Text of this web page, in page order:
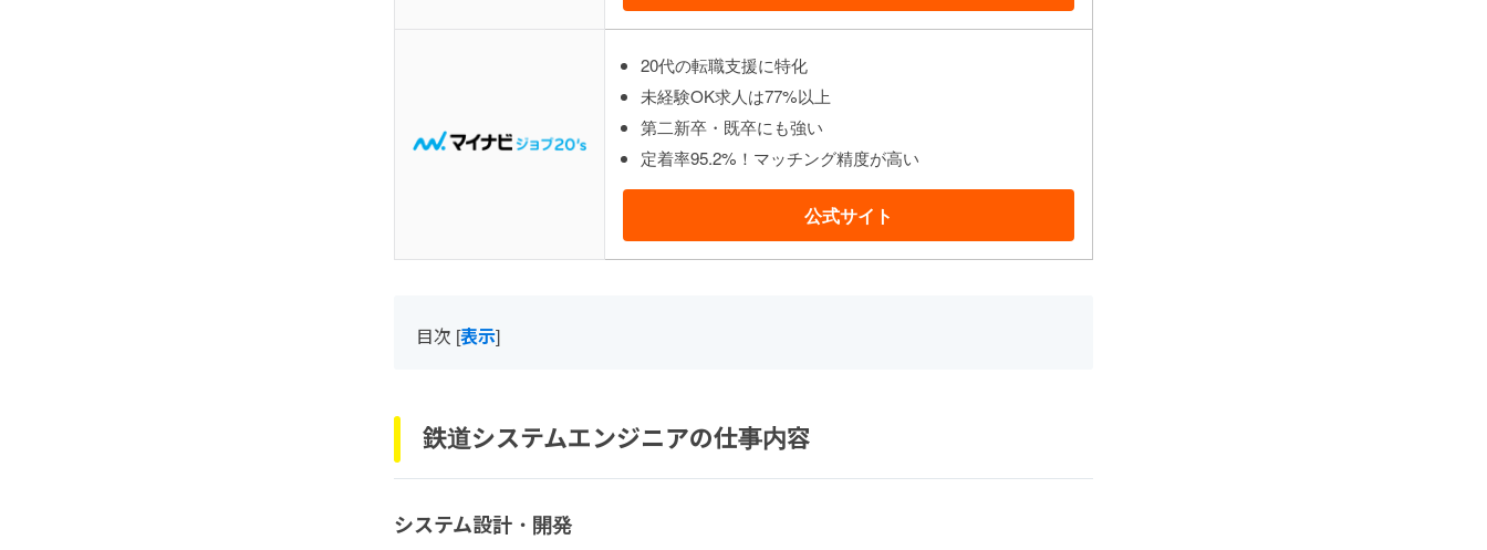
20代の転職支援に特化
未経験OK求人は77%以上
第二新卒・既卒にも強い
定着率95.2%！マッチング精度が高い
公式サイト
目次 [表示]
鉄道システムエンジニアの仕事内容
システム設計・開発